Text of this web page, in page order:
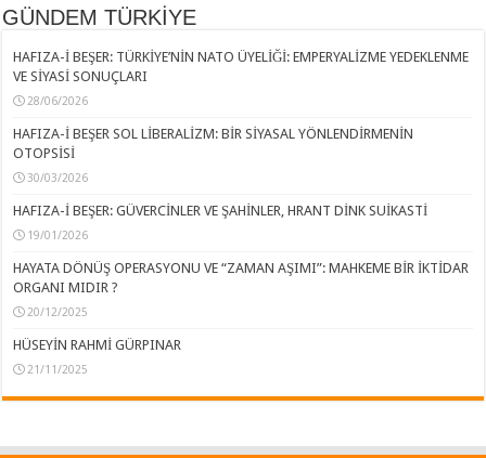
GÜNDEM TÜRKİYE
HAFIZA-İ BEŞER: TÜRKİYE’NİN NATO ÜYELİĞİ: EMPERYALİZME YEDEKLENME
VE SİYASİ SONUÇLARI
28/06/2026
HAFIZA-İ BEŞER SOL LİBERALİZM: BİR SİYASAL YÖNLENDİRMENİN
OTOPSİSİ
30/03/2026
HAFIZA-İ BEŞER: GÜVERCİNLER VE ŞAHİNLER, HRANT DİNK SUİKASTİ
19/01/2026
HAYATA DÖNÜŞ OPERASYONU VE “ZAMAN AŞIMI”: MAHKEME BİR İKTİDAR
ORGANI MIDIR ?
20/12/2025
HÜSEYİN RAHMİ GÜRPINAR
21/11/2025